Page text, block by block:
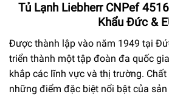
Tủ Lạnh Liebherr CNPef
Khẩu Đức &
Được thành lập vào năm 1949 tại
triển thành một tập đoàn đa quốc
khắp các lĩnh vực và thị trường.
những điểm đặc biệt nổi bật của